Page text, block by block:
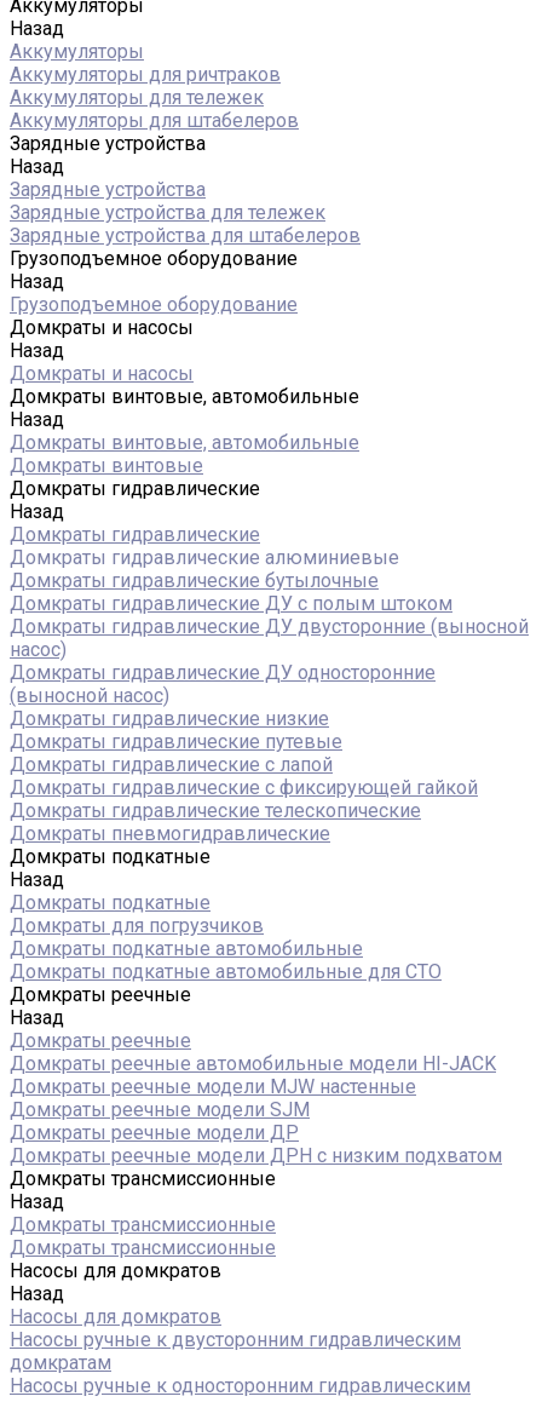
Аккумуляторы
Назад
Аккумуляторы
Аккумуляторы для ричтраков
Аккумуляторы для тележек
Аккумуляторы для штабелеров
Зарядные устройства
Назад
Зарядные устройства
Зарядные устройства для тележек
Зарядные устройства для штабелеров
Грузоподъемное оборудование
Назад
Грузоподъемное оборудование
Домкраты и насосы
Назад
Домкраты и насосы
Домкраты винтовые, автомобильные
Назад
Домкраты винтовые, автомобильные
Домкраты винтовые
Домкраты гидравлические
Назад
Домкраты гидравлические
Домкраты гидравлические алюминиевые
Домкраты гидравлические бутылочные
Домкраты гидравлические ДУ c полым штоком
Домкраты гидравлические ДУ двусторонние (выносной
насос)
Домкраты гидравлические ДУ односторонние
(выносной насос)
Домкраты гидравлические низкие
Домкраты гидравлические путевые
Домкраты гидравлические с лапой
Домкраты гидравлические с фиксирующей гайкой
Домкраты гидравлические телескопические
Домкраты пневмогидравлические
Домкраты подкатные
Назад
Домкраты подкатные
Домкраты для погрузчиков
Домкраты подкатные автомобильные
Домкраты подкатные автомобильные для СТО
Домкраты реечные
Назад
Домкраты реечные
Домкраты реечные автомобильные модели HI-JACK
Домкраты реечные модели MJW настенные
Домкраты реечные модели SJM
Домкраты реечные модели ДР
Домкраты реечные модели ДРН с низким подхватом
Домкраты трансмиссионные
Назад
Домкраты трансмиссионные
Домкраты трансмиссионные
Насосы для домкратов
Назад
Насосы для домкратов
Насосы ручные к двусторонним гидравлическим
домкратам
Насосы ручные к односторонним гидравлическим